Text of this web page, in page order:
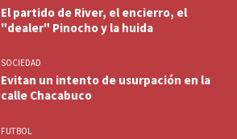
El partido de River, el encierro, el
"dealer" Pinocho y la huida
SOCIEDAD
Evitan un intento de usurpación en la
calle Chacabuco
FUTBOL